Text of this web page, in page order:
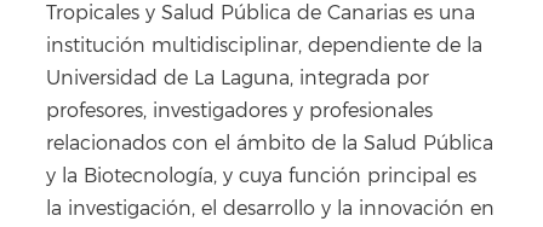
Tropicales y Salud Pública de Canarias es una
institución multidisciplinar, dependiente de la
Universidad de La Laguna, integrada por
profesores, investigadores y profesionales
relacionados con el ámbito de la Salud Pública
y la Biotecnología, y cuya función principal es
la investigación, el desarrollo y la innovación en